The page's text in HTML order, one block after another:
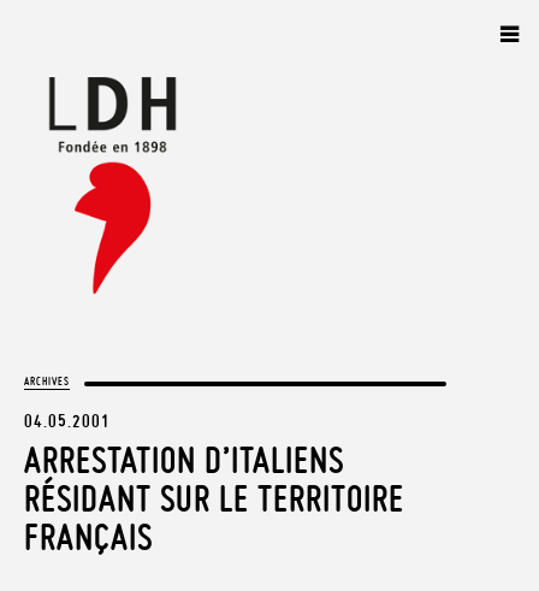
ARCHIVES
04.05.2001
ARRESTATION D’ITALIENS
RÉSIDANT SUR LE TERRITOIRE
FRANÇAIS